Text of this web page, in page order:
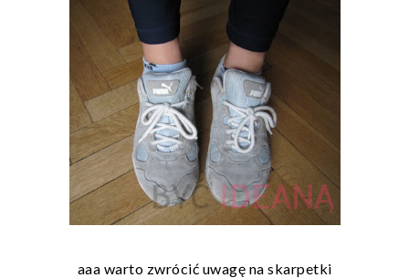
aaa warto zwrócić uwagę na skarpetki